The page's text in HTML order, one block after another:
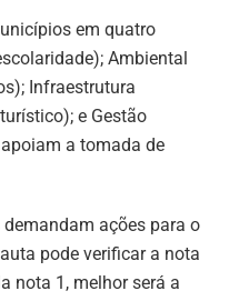
em quatro
Ambiental
Infraestrutura
e Gestão
a tomada de
ações para o
pode verificar a nota
nota 1, melhor será a